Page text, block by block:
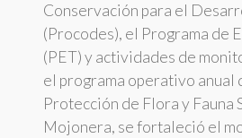
Conservación para el
(Procodes), el Programa de
(PET) y actividades de
el programa operativo anual
Protección de Flora y Fauna
Mojonera, se fortaleció el